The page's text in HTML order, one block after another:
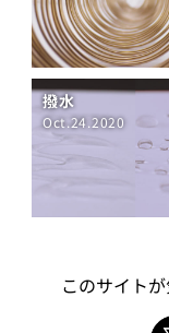
撥水
Oct.24.2020
このサイト